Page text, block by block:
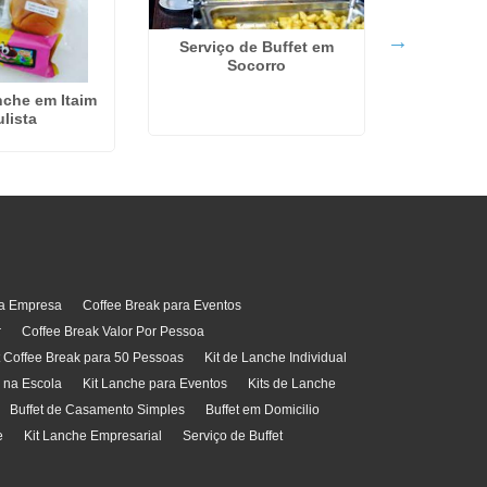
em Itaim
Serviço de Buffet em
Socorro
Empresa
Coffee Break para Eventos
Coffee Break Valor Por Pessoa
Coffee Break para 50 Pessoas
Kit de Lanche Individual
Escola
Kit Lanche para Eventos
Kits de Lanche
Buffet de Casamento Simples
Buffet em Domicilio
Kit Lanche Empresarial Serviço de Buffet